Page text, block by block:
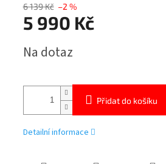
6 139 Kč –2 %
5 990 Kč
cena:
Na dotaz
Přidat do košíku
Detailní informace